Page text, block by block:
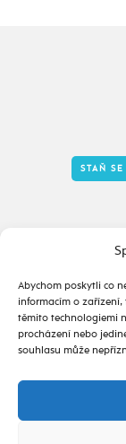
Abychom poskytli co
informacím o zařízení,
těmito technologiemi
procházení nebo
souhlasu může
design
STAŇ